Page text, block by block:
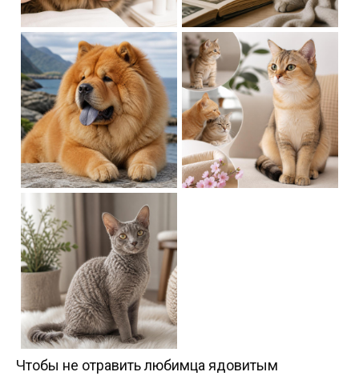
Чтобы не отравить любимца ядовитым